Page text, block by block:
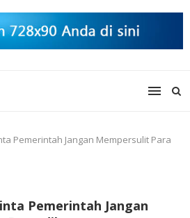
Pemerintah Jangan Mempersulit Para
Pemerintah Jangan